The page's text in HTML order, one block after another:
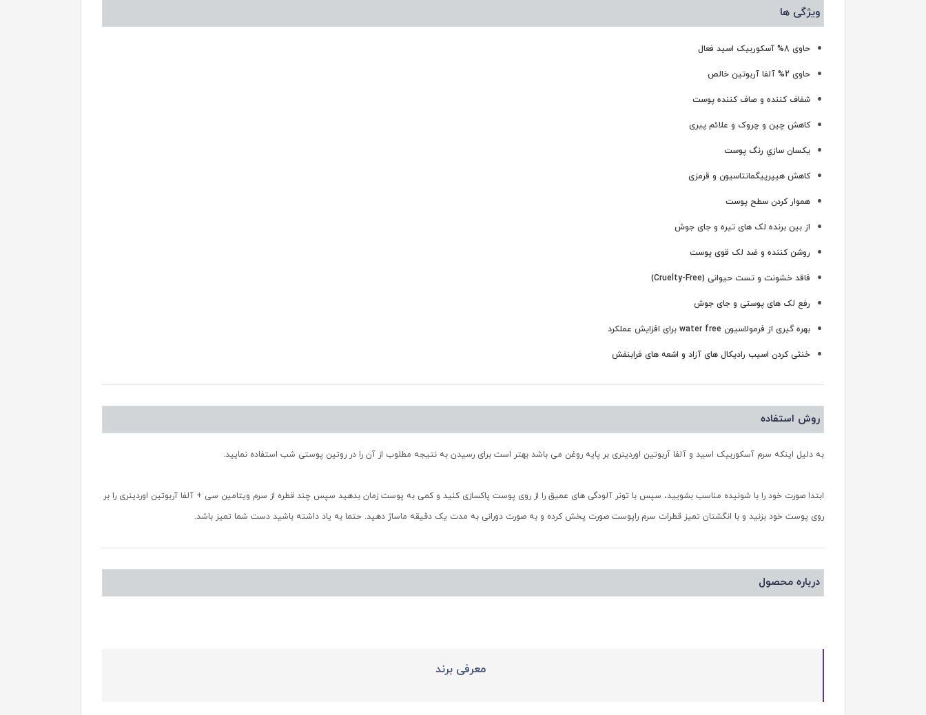
ویژگی ها
حاوی 8% آسکوربیک اسید فعال
حاوی 2% آلفا آربوتین خالص
شفاف کننده و صاف کننده پوست
کاهش چین و چروک و علائم پیری
يكسان سازي رنگ پوست
کاهش هیپرپیگمانتاسیون و قرمزی
هموار کردن سطح پوست
از بین برنده لک های تیره و جای جوش
روشن‎ کننده و ضد لک قوی پوست
فاقد خشونت و تست حیوانی (Cruelty-Free)
رفع لک های پوستی و جای جوش
بهره‎ گیری از فرمولاسیون water free برای افزایش عملکرد
خنثی کردن اسیب رادیکال های آزاد و اشعه های فرابنفش
روش استفاده
به دلیل اینکه سرم آسکوربیک اسید و آلفا آربوتین اوردینری بر پایه روغن می باشد بهتر است برای رسیدن به نتیجه مطلوب از آن را در روتین پوستی شب استفاده نمایید.
ابتدا صورت خود را با شونیده مناسب بشویید، سپس با تونر آلودگی های عمیق را از روی پوست پاکسازی کنید و کمی به پوست زمان بدهید سپس چند قطره از سرم ویتامین سی + آلفا آربوتین اوردینری را بر
روی پوست خود بزنید و با انگشتان تمیز قطرات سرم راپوست صورت پخش کرده و به صورت دورانی به مدت یک دقیقه ماساژ دهید. حتما به یاد داشته باشید دست شما تمیز باشد.
درباره محصول
معرفی برند